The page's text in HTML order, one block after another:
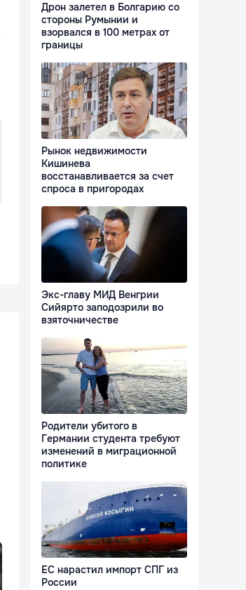
Дрон залетел в Болгарию со
стороны Румынии и
взорвался в 100 метрах от
границы
Рынок недвижимости
Кишинева
восстанавливается за счет
спроса в пригородах
Экс-главу МИД Венгрии
Сийярто заподозрили во
взяточничестве
Родители убитого в
Германии студента требуют
изменений в миграционной
политике
ЕС нарастил импорт СПГ из
России